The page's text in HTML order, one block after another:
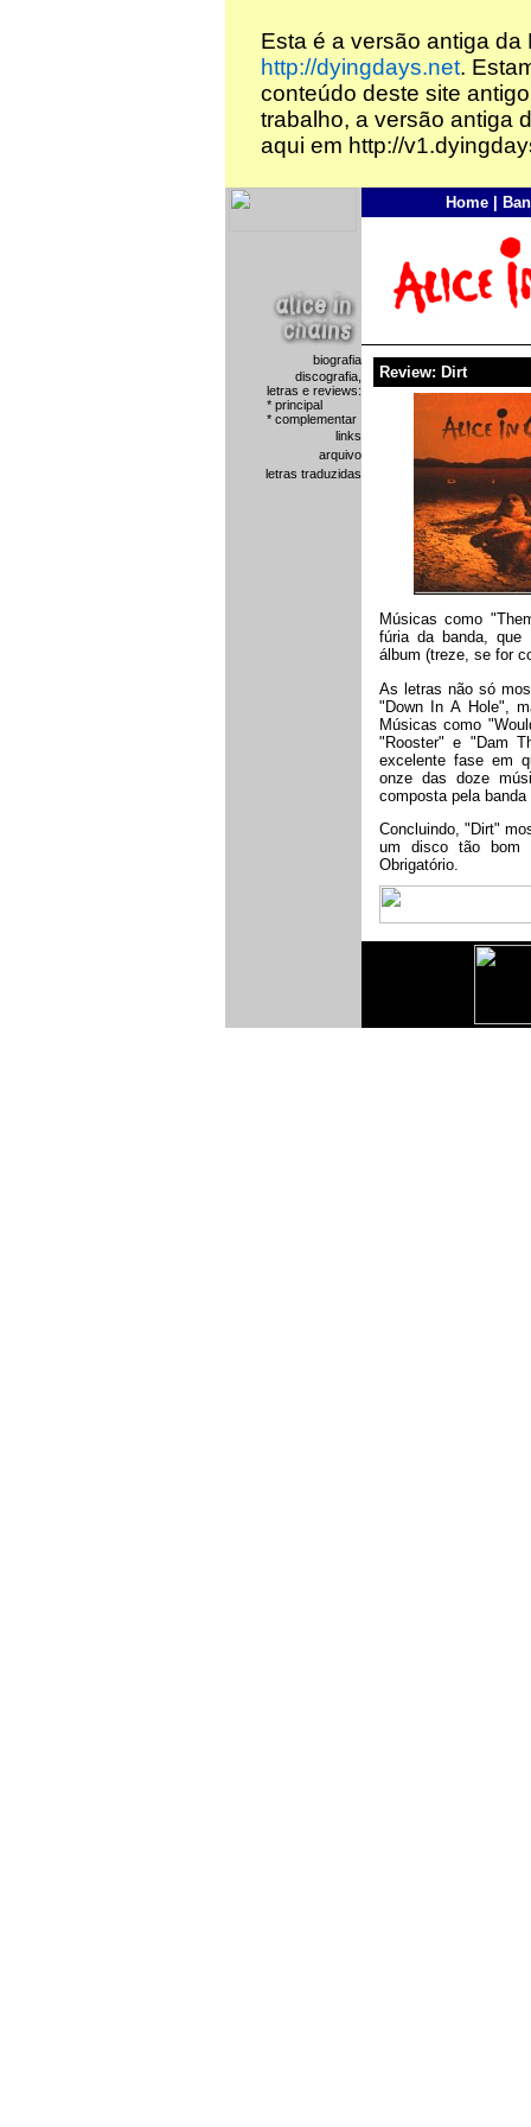
Esta é a versão antiga
http://dyingdays.net.
conteúdo deste site
trabalho, a versão antiga
aqui em http://
biografia
discografia,
letras e reviews:
* principal
* complementar
links
arquivo
letras traduzidas
Home
Review: Dirt
Músicas como
fúria da banda, que
álbum (treze, se for
As letras não só
"Down In A Hole",
Músicas como
"Rooster" e "Dam
excelente fase em
onze das doze
composta pela
Concluindo, "Dirt"
um disco tão bom
Obrigatório.